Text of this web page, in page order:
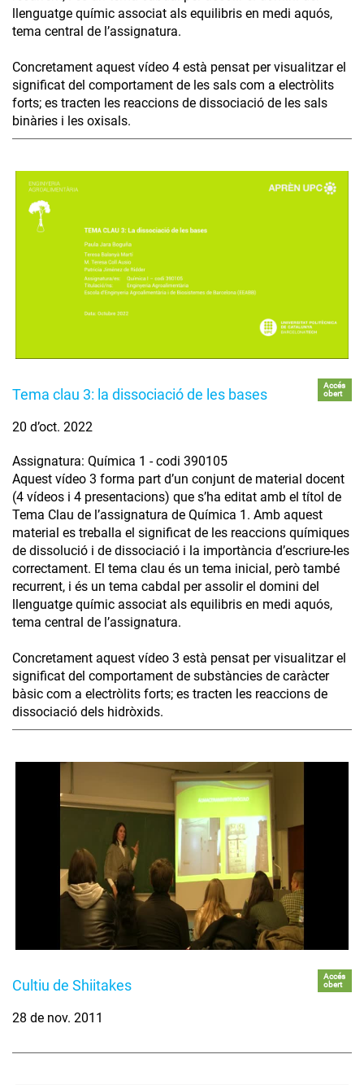
llenguatge químic associat als equilibris en medi aquós,
tema central de l’assignatura.
Concretament aquest vídeo 4 està pensat per visualitzar el
significat del comportament de les sals com a electròlits
forts; es tracten les reaccions de dissociació de les sals
binàries i les oxisals.
Tema clau 3: la dissociació de les bases
Accés
obert
20 d’oct. 2022
Assignatura: Química 1 - codi 390105
Aquest vídeo 3 forma part d’un conjunt de material docent
(4 vídeos i 4 presentacions) que s’ha editat amb el títol de
Tema Clau de l’assignatura de Química 1. Amb aquest
material es treballa el significat de les reaccions químiques
de dissolució i de dissociació i la importància d’escriure-les
correctament. El tema clau és un tema inicial, però també
recurrent, i és un tema cabdal per assolir el domini del
llenguatge químic associat als equilibris en medi aquós,
tema central de l’assignatura.
Concretament aquest vídeo 3 està pensat per visualitzar el
significat del comportament de substàncies de caràcter
bàsic com a electròlits forts; es tracten les reaccions de
dissociació dels hidròxids.
Cultiu de Shiitakes
Accés
obert
28 de nov. 2011